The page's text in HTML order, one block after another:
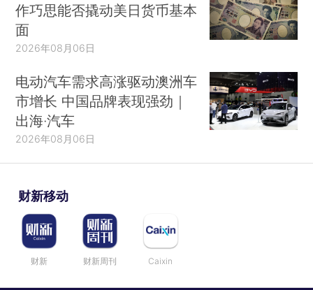
作巧思能否撬动美日货币基本
面
2026年08月06日
电动汽车需求高涨驱动澳洲车
市增长 中国品牌表现强劲｜
出海·汽车
2026年08月06日
财新移动
财新 财新周刊 Caixin